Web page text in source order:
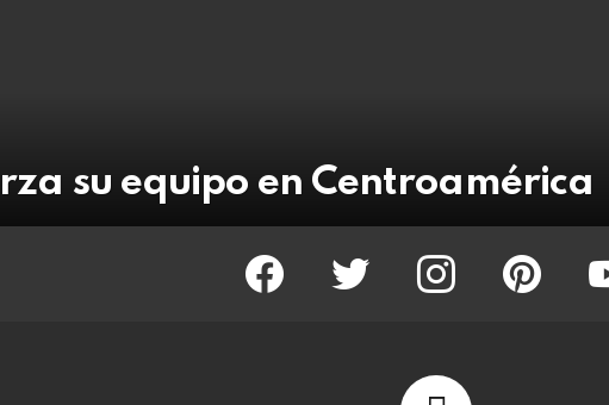
su equipo en Centroamérica
facebook twitter instagram pinterest